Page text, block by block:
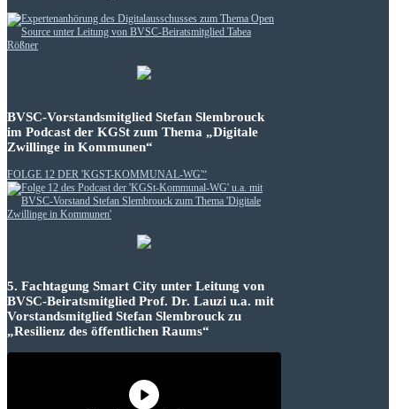
BVSC-Vorstandsmitglied Stefan Slembrouck
im Podcast der KGSt zum Thema „Digitale
Zwillinge in Kommunen“
FOLGE 12 DER 'KGST-KOMMUNAL-WG'“
5. Fachtagung Smart City unter Leitung von
BVSC-Beiratsmitglied Prof. Dr. Lauzi u.a. mit
Vorstandsmitglied Stefan Slembrouck zu
„Resilienz des öffentlichen Raums“